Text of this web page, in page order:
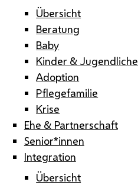
Übersicht
Beratung
Baby
Kinder & Jugendliche
Adoption
Pflegefamilie
Krise
Ehe & Partnerschaft
Senior*innen
Integration
Übersicht